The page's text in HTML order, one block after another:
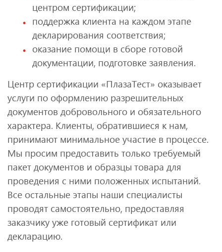
центром сертификации;
поддержка клиента на каждом этапе
декларирования соответствия;
оказание помощи в сборе готовой
документации, подготовке заявления.
Центр сертификации «ПлазаТест» оказывает
услуги по оформлению разрешительных
документов добровольного и обязательного
характера. Клиенты, обратившиеся к нам,
принимают минимальное участие в процессе.
Мы просим предоставить только требуемый
пакет документов и образцы товара для
проведения с ними положенных испытаний.
Все остальные этапы наши специалисты
проводят самостоятельно, предоставляя
заказчику уже готовый сертификат или
декларацию.